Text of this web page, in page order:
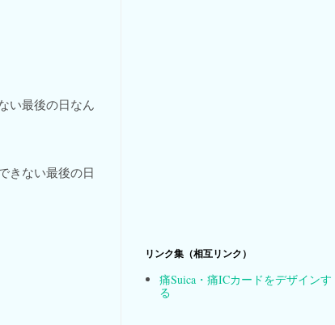
い最後の日なん
きない最後の日
リンク集（相互リンク）
痛Suica・痛ICカードをデザインす
る